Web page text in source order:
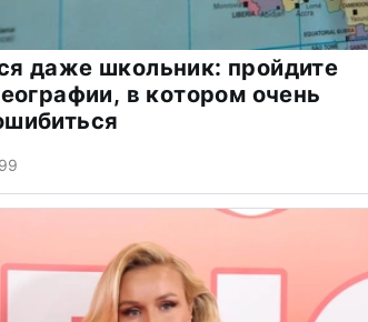
даже школьник: пройдите
в котором очень
99